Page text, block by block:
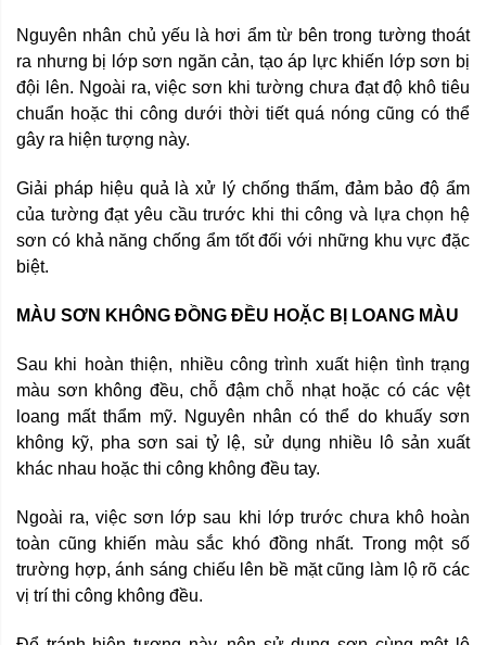
Nguyên nhân chủ yếu là hơi ẩm từ bên trong tường thoát
ra nhưng bị lớp sơn ngăn cản, tạo áp lực khiến lớp sơn bị
đội lên. Ngoài ra, việc sơn khi tường chưa đạt độ khô tiêu
chuẩn hoặc thi công dưới thời tiết quá nóng cũng có thể
gây ra hiện tượng này.
Giải pháp hiệu quả là xử lý chống thấm, đảm bảo độ ẩm
của tường đạt yêu cầu trước khi thi công và lựa chọn hệ
sơn có khả năng chống ẩm tốt đối với những khu vực đặc
biệt.
MÀU SƠN KHÔNG ĐỒNG ĐỀU HOẶC BỊ LOANG MÀU
Sau khi hoàn thiện, nhiều công trình xuất hiện tình trạng
màu sơn không đều, chỗ đậm chỗ nhạt hoặc có các vệt
loang mất thẩm mỹ. Nguyên nhân có thể do khuấy sơn
không kỹ, pha sơn sai tỷ lệ, sử dụng nhiều lô sản xuất
khác nhau hoặc thi công không đều tay.
Ngoài ra, việc sơn lớp sau khi lớp trước chưa khô hoàn
toàn cũng khiến màu sắc khó đồng nhất. Trong một số
trường hợp, ánh sáng chiếu lên bề mặt cũng làm lộ rõ các
vị trí thi công không đều.